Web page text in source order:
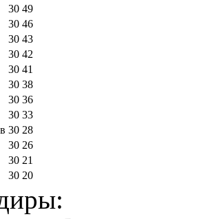
30 49
30 46
30 43
30 42
30 41
30 38
30 36
30 33
30 28
30 26
30 21
30 20